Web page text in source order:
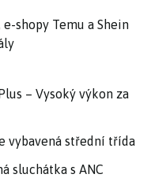
shopy Temu a Shein
– Vysoký výkon za
vybavená střední třída
sluchátka s ANC